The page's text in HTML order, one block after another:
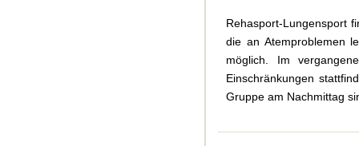
Rehasport-Lungensport
die an Atemproblemen
möglich. Im
Einschränkungen
Gruppe am Nachmittag